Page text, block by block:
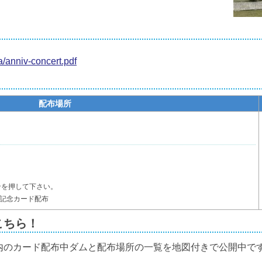
anniv-concert.pdf
配布場所
押して下さい。
念カード配布
ら！
のカード配布中ダムと配布場所の一覧を地図付きで公開中で